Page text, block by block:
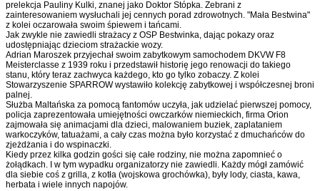
prelekcja Pauliny Kulki, znanej jako Doktor Stópka. Zebrani z
zainteresowaniem wysłuchali jej cennych porad zdrowotnych. "Mała Bestwina"
z kolei oczarowała swoim śpiewem i tańcami.
Jak zwykle nie zawiedli strażacy z OSP Bestwinka, dając pokazy oraz
udostępniając dzieciom strażackie wozy.
Adrian Maroszek przyjechał swoim zabytkowym samochodem DKVW F8
Meisterclasse z 1939 roku i przedstawił historię jego renowacji do takiego
stanu, który teraz zachwyca każdego, kto go tylko zobaczy. Z kolei
Stowarzyszenie SPARROW wystawiło kolekcję zabytkowej i współczesnej broni
palnej.
Służba Maltańska za pomocą fantomów uczyła, jak udzielać pierwszej pomocy,
policja zaprezentowała umiejętności owczarków niemieckich, firma Orion
zajmowała się animacjami dla dzieci, malowaniem buziek, zaplataniem
warkoczyków, tatuażami, a cały czas można było korzystać z dmuchańców do
zjeżdżania i do wspinaczki.
Kiedy przez kilka godzin gości się całe rodziny, nie można zapomnieć o
żołądkach. I w tym wypadku organizatorzy nie zawiedli. Każdy mógł zamówić
dla siebie coś z grilla, z kotła (wojskowa grochówka), były lody, ciasta, kawa,
herbata i wiele innych napojów.